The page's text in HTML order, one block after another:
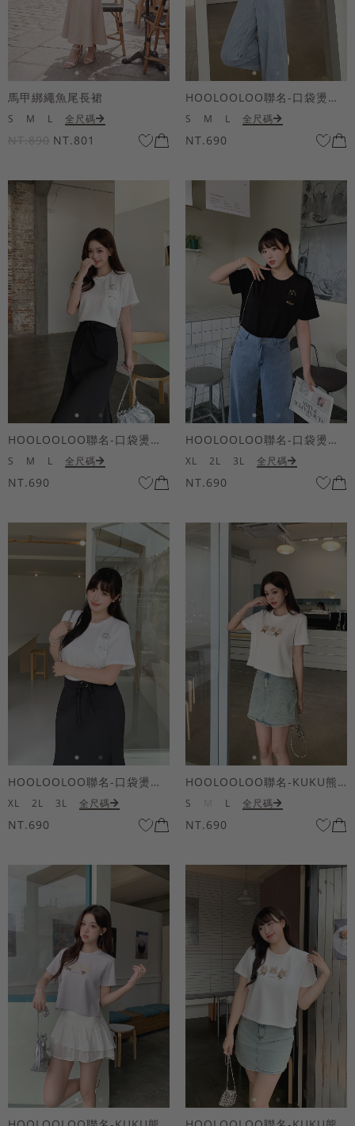
馬甲綁繩魚尾長裙
S M L 全尺碼
NT.890 NT.801
HOOLOOLOO聯名-口袋燙金KUKU熊短袖上衣
S M L 全尺碼
NT.690
HOOLOOLOO聯名-口袋燙金KUKU熊短袖上衣
S M L 全尺碼
NT.690
HOOLOOLOO聯名-口袋燙金KUKU熊短袖上衣
XL 2L 3L 全尺碼
NT.690
HOOLOOLOO聯名-口袋燙金KUKU熊短袖上衣
XL 2L 3L 全尺碼
NT.690
HOOLOOLOO聯名-KUKU熊蝴蝶結短袖上衣
S L 全尺碼
NT.690